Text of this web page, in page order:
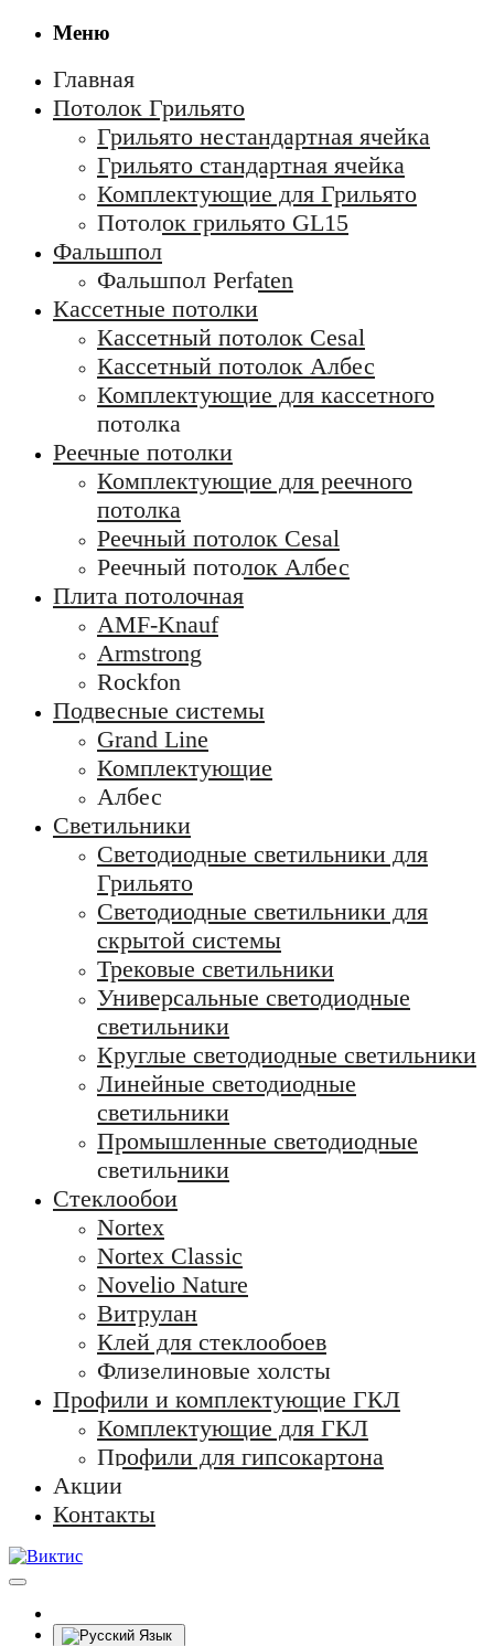
Меню
Главная
Потолок Грильято
Грильято нестандартная ячейка
Грильято стандартная ячейка
Комплектующие для Грильято
Потолок грильято GL15
Фальшпол
Фальшпол Perfaten
Кассетные потолки
Кассетный потолок Cesal
Кассетный потолок Албес
Комплектующие для кассетного
потолка
Реечные потолки
Комплектующие для реечного
потолка
Реечный потолок Cesal
Реечный потолок Албес
Плита потолочная
AMF-Knauf
Armstrong
Rockfon
Подвесные системы
Grand Line
Комплектующие
Албес
Светильники
Светодиодные светильники для
Грильято
Светодиодные светильники для
скрытой системы
Трековые светильники
Универсальные светодиодные
светильники
Круглые светодиодные светильники
Линейные светодиодные
светильники
Промышленные светодиодные
светильники
Стеклообои
Nortex
Nortex Classic
Novelio Nature
Витрулан
Клей для стеклообоев
Флизелиновые холсты
Профили и комплектующие ГКЛ
Комплектующие для ГКЛ
Профили для гипсокартона
Акции
Контакты
Язык